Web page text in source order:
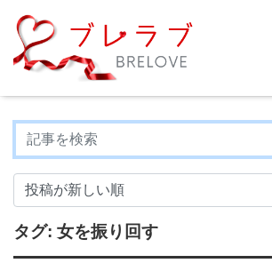
タグ: 女を振り回す